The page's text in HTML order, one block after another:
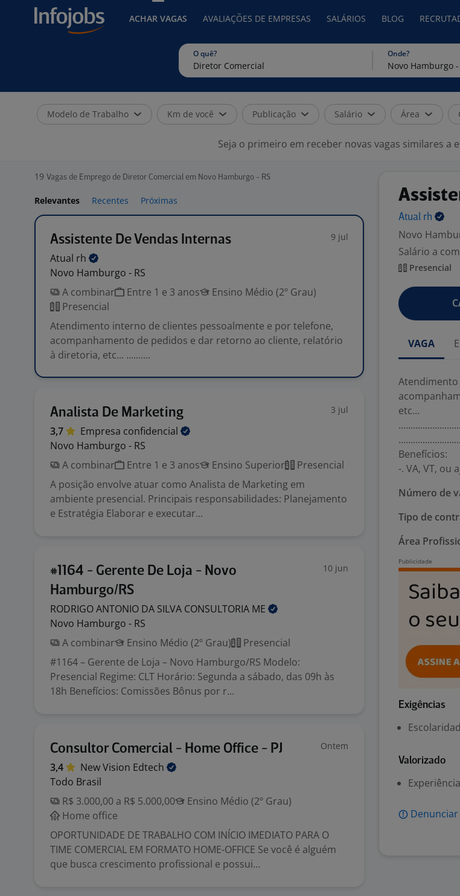
ACHAR VAGAS AVALIAÇÕES DE EMPRESAS SALÁRIOS BLOG
O quê? Onde?
Modelo de Trabalho Km de você Publicação Salário Área
Seja o primeiro em receber novas vagas similares a
19 Vagas de Emprego de Diretor Comercial em Novo Hamburgo - RS
Relevantes Recentes Próximas
Assistente De Vendas Internas 9 jul
Atual rh
Novo Hamburgo - RS
A combinar
Entre 1 e 3 anos
Ensino Médio (2º Grau)
Presencial
Atendimento interno de clientes pessoalmente e por telefone,
acompanhamento de pedidos e dar retorno ao cliente, relatório
à diretoria, etc... ..........
Analista De Marketing 3 jul
3,7 Empresa confidencial
Novo Hamburgo - RS
A combinar
Entre 1 e 3 anos Ensino Superior
Presencial
A posição envolve atuar como Analista de Marketing em
ambiente presencial. Principais responsabilidades: Planejamento
e Estratégia Elaborar e executar...
#1164 - Gerente De Loja - Novo
Hamburgo/RS
10 jun
RODRIGO ANTONIO DA SILVA CONSULTORIA ME
Novo Hamburgo - RS
A combinar
Ensino Médio (2º Grau)
Presencial
#1164 – Gerente de Loja – Novo Hamburgo/RS Modelo:
Presencial Regime: CLT Horário: Segunda a sábado, das 09h às
18h Benefícios: Comissões Bônus por r...
Consultor Comercial - Home Office - PJ Ontem
3,4 New Vision Edtech
Todo Brasil
R$ 3.000,00 a R$ 5.000,00
Ensino Médio (2º Grau)
Home office
OPORTUNIDADE DE TRABALHO COM INÍCIO IMEDIATO PARA O
TIME COMERCIAL EM FORMATO HOME-OFFICE Se você é alguém
que busca crescimento profissional e possui...
Atual rh
Novo
Salário a
Presencial
VAGA
etc...
Benefícios:
-. VA, VT, ou
Número de
Tipo de
Área
Exigências
Valorizado
Denunciar